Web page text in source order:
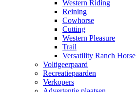
Western Riding
Reining
Cowhorse
Cutting
Western Pleasure
Trail
Versatility Ranch Horse
Voltigeerpaard
Recreatiepaarden
Verkopers